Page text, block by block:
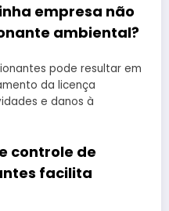
empresa não
ambiental?
pode resultar em
da licença
e danos à
controle de
facilita